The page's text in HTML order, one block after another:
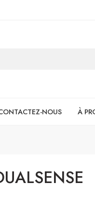
NOUS À